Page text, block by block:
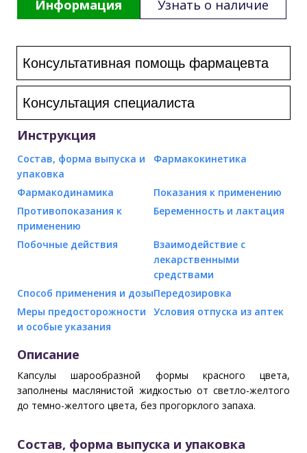
Информация Узнать о наличие
Консультативная помощь фармацевта
Консультация специалиста
Инструкция
Состав, форма выпуска и
упаковка
Фармакокинетика
Фармакодинамика
Показания к применению
Противопоказания к
применению
Беременность и лактация
Побочные действия
Взаимодействие с
лекарственными
средствами
Способ применения и дозыПередозировка
Меры предосторожности
и особые указания
Условия отпуска из аптек
Описание
Капсулы шарообразной формы красного цвета,
заполнены маслянистой жидкостью от светло-желтого
до темно-желтого цвета, без прогорклого запаха.
Состав, форма выпуска и упаковка